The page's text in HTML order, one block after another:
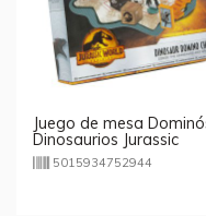
Juego de mesa
Dinosaurios Jurassic
World5015934752944